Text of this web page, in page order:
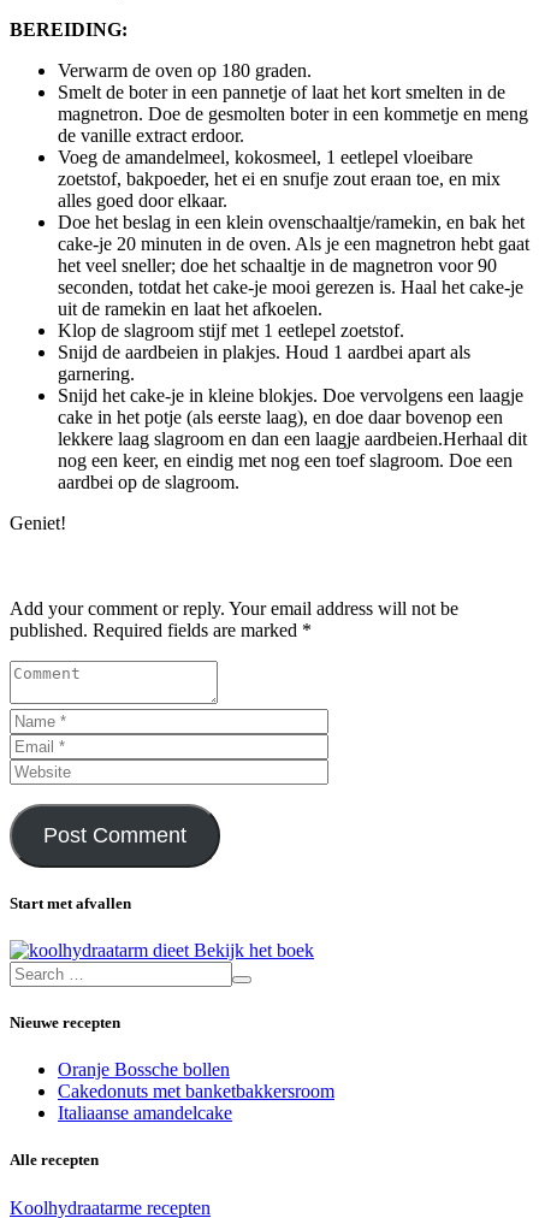
BEREIDING:
Verwarm de oven op 180 graden.
Smelt de boter in een pannetje of laat het kort smelten in de
magnetron. Doe de gesmolten boter in een kommetje en meng
de vanille extract erdoor.
Voeg de amandelmeel, kokosmeel, 1 eetlepel vloeibare
zoetstof, bakpoeder, het ei en snufje zout eraan toe, en mix
alles goed door elkaar.
Doe het beslag in een klein ovenschaaltje/ramekin, en bak het
cake-je 20 minuten in de oven. Als je een magnetron hebt gaat
het veel sneller; doe het schaaltje in de magnetron voor 90
seconden, totdat het cake-je mooi gerezen is. Haal het cake-je
uit de ramekin en laat het afkoelen.
Klop de slagroom stijf met 1 eetlepel zoetstof.
Snijd de aardbeien in plakjes. Houd 1 aardbei apart als
garnering.
Snijd het cake-je in kleine blokjes. Doe vervolgens een laagje
cake in het potje (als eerste laag), en doe daar bovenop een
lekkere laag slagroom en dan een laagje aardbeien.Herhaal dit
nog een keer, en eindig met nog een toef slagroom. Doe een
aardbei op de slagroom.
Geniet!
Add your comment or reply. Your email address will not be
published. Required fields are marked *
Start met afvallen
Bekijk het boek
Nieuwe recepten
Oranje Bossche bollen
Cakedonuts met banketbakkersroom
Italiaanse amandelcake
Alle recepten
Koolhydraatarme recepten